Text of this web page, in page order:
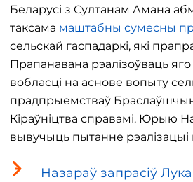
Беларусі з Султанам Амана
таксама маштабны сумесны
сельскай гаспадаркі, які
Прапанавана рэалізоўваць
вобласці на аснове вопыту
прадпрыемстваў
Кіраўніцтва справамі. Юрыю
вывучыць пытанне рэалізацыі
Назараў запрасіў